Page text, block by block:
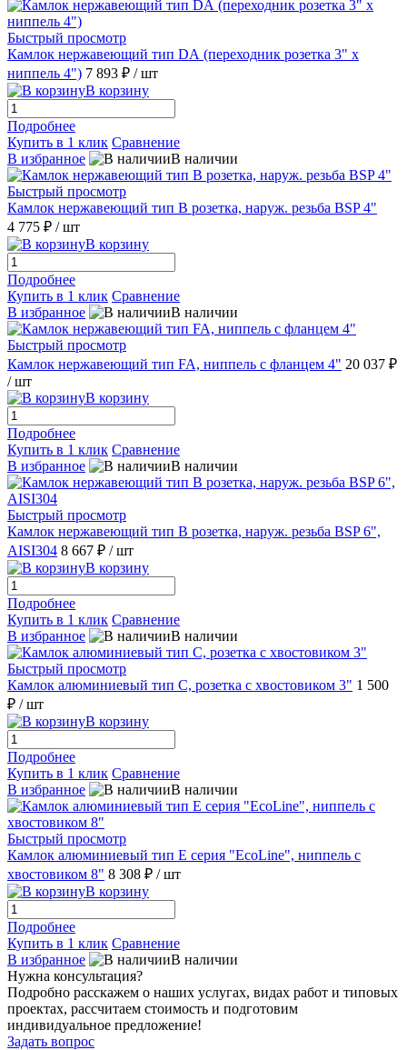
Быстрый просмотр
Камлок нержавеющий тип DА (переходник розетка 3" х
ниппель 4") 7 893 ₽ / шт
В корзину
Подробнее
Купить в 1 клик Сравнение
В избранное
В наличии
Быстрый просмотр
Камлок нержавеющий тип B розетка, наруж. резьба BSP 4"
4 775 ₽ / шт
В корзину
Подробнее
Купить в 1 клик Сравнение
В избранное
В наличии
Быстрый просмотр
Камлок нержавеющий тип FA, ниппель с фланцем 4" 20 037 ₽
/ шт
В корзину
Подробнее
Купить в 1 клик Сравнение
В избранное
В наличии
Быстрый просмотр
Камлок нержавеющий тип B розетка, наруж. резьба BSP 6",
AISI304 8 667 ₽ / шт
В корзину
Подробнее
Купить в 1 клик Сравнение
В избранное
В наличии
Быстрый просмотр
Камлок алюминиевый тип С, розетка с хвостовиком 3" 1 500
₽ / шт
В корзину
Подробнее
Купить в 1 клик Сравнение
В избранное
В наличии
Быстрый просмотр
Камлок алюминиевый тип E серия "EcoLine", ниппель с
хвостовиком 8" 8 308 ₽ / шт
В корзину
Подробнее
Купить в 1 клик Сравнение
В избранное
В наличии
Нужна консультация?
Подробно расскажем о наших услугах, видах работ и типовых
проектах, рассчитаем стоимость и подготовим
индивидуальное предложение!
Задать вопрос